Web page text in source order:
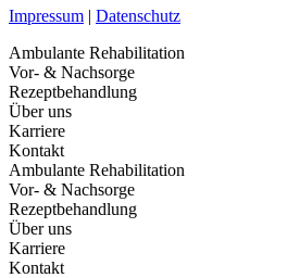
Impressum | Datenschutz
Ambulante Rehabilitation
Vor- & Nachsorge
Rezeptbehandlung
Über uns
Karriere
Kontakt
Ambulante Rehabilitation
Vor- & Nachsorge
Rezeptbehandlung
Über uns
Karriere
Kontakt